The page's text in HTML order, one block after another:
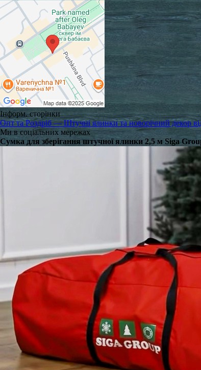
Інформ. сторінки
Опт та Роздріб — Штучні ялинки та новорічний декор
Ми в соціальних мережах
Сумка для зберігання штучної ялинки 2,5 м Siga